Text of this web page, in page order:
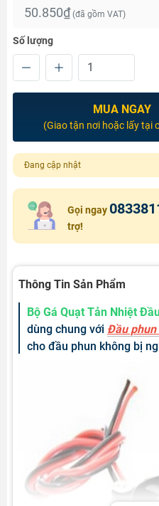
50.850₫ (đã gồm VAT)
Số lượng
MUA NGAY
(Giao tận nơi hoặc lấy tại
Đang cập nhật
Gọi ngay
trợ!
Thông Tin Sản Phẩm
Bộ Gá Quạt Tản Nhiệt
dùng chung với Đầu phun
cho đầu phun không bị